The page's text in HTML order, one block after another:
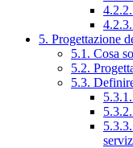
5. Progettazione
5.1. Cosa
5.2.
5.3.